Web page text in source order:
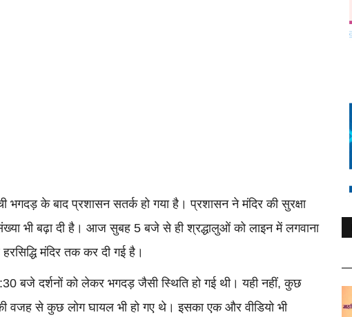
भगदड़ के बाद प्रशासन सतर्क हो गया है। प्रशासन ने मंदिर की सुरक्षा
भी बढ़ा दी है। आज सुबह 5 बजे से ही श्रद्धालुओं को लाइन में लगवाना
मंदिर तक कर दी गई है।
बजे दर्शनों को लेकर भगदड़ जैसी स्थिति हो गई थी। यही नहीं, कुछ
की वजह से कुछ लाेग घायल भी हो गए थे। इसका एक और वीडियो भी